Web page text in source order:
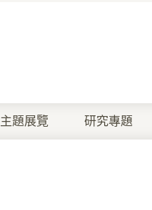
主題展覽 研究專題